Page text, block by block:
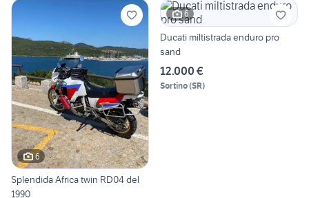
6
Splendida Africa twin RD04 del
1990
6
Ducati miltistrada enduro pro
sand
12.000 €
Sortino(SR)